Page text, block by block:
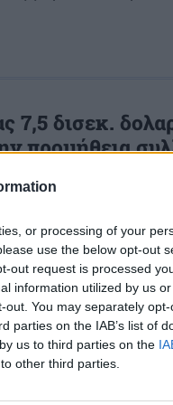
or processing of your
use the below opt-out
out request is processed
information utilized by us
You may separately
parties on the IAB’s list of
us to third parties on the
other third parties.
7,5 δισεκ.
προμήθεια
Boeing ένα
ότι
ακριβείας